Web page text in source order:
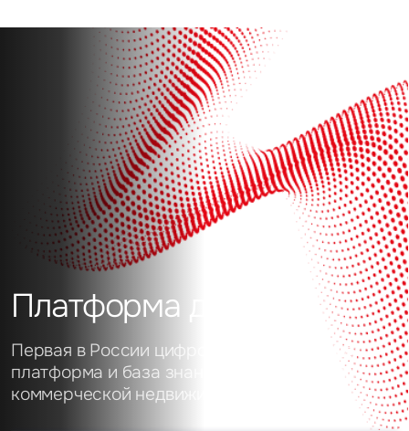
Платформа данных
Первая в России цифровая аналитическая
платформа и база знаний о рынке
коммерческой недвижимости